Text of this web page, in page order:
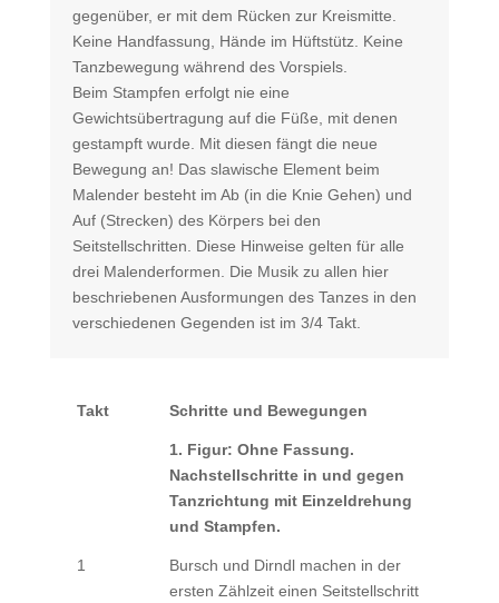
gegenüber, er mit dem Rücken zur Kreismitte.
Keine Handfassung, Hände im Hüftstütz. Keine
Tanzbewegung während des Vorspiels.
Beim Stampfen erfolgt nie eine
Gewichtsübertragung auf die Füße, mit denen
gestampft wurde. Mit diesen fängt die neue
Bewegung an! Das slawische Element beim
Malender besteht im Ab (in die Knie Gehen) und
Auf (Strecken) des Körpers bei den
Seitstellschritten. Diese Hinweise gelten für alle
drei Malenderformen. Die Musik zu allen hier
beschriebenen Ausformungen des Tanzes in den
verschiedenen Gegenden ist im 3/4 Takt.
Takt Schritte und Bewegungen
1. Figur: Ohne Fassung.
Nachstellschritte in und gegen
Tanzrichtung mit Einzeldrehung
und Stampfen.
1
Bursch und Dirndl machen in der
ersten Zählzeit einen Seitstellschritt